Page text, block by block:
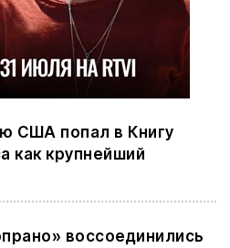
США попал в Книгу
как крупнейший
воссоединились